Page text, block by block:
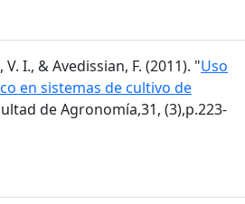
I., & Avedissian, F. (2011). "Uso
en sistemas de cultivo de
de Agronomía,31, (3),p.223-